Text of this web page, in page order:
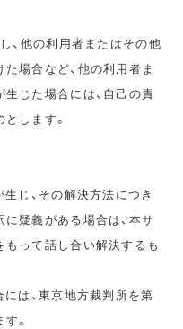
、他の利用者またはその他
場合など、他の利用者ま
じた場合には、自己の責
します。
じ、その解決方法につき
疑義がある場合は、本サ
って話し合い解決するも
は、東京地方裁判所を第
。